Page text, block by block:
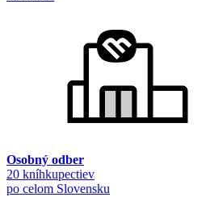
Osobný odber
20 kníhkupectiev
po celom Slovensku